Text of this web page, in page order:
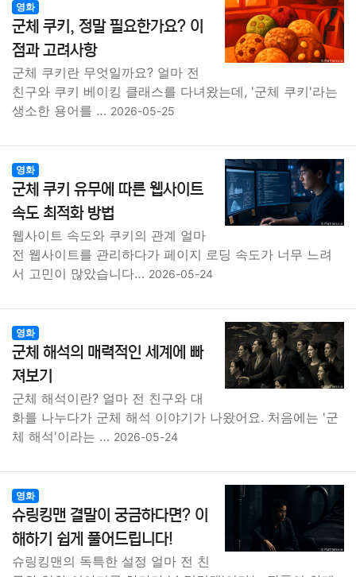
영화
군체 쿠키, 정말 필요한가요? 이
점과 고려사항
군체 쿠키란 무엇일까요? 얼마 전
친구와 쿠키 베이킹 클래스를 다녀왔는데, '군체 쿠키'라는
생소한 용어를 … 2026-05-25
영화
군체 쿠키 유무에 따른 웹사이트
속도 최적화 방법
웹사이트 속도와 쿠키의 관계 얼마
전 웹사이트를 관리하다가 페이지 로딩 속도가 너무 느려
서 고민이 많았습니다… 2026-05-24
영화
군체 해석의 매력적인 세계에 빠
져보기
군체 해석이란? 얼마 전 친구와 대
화를 나누다가 군체 해석 이야기가 나왔어요. 처음에는 '군
체 해석'이라는 … 2026-05-24
영화
슈링킹맨 결말이 궁금하다면? 이
해하기 쉽게 풀어드립니다!
슈링킹맨의 독특한 설정 얼마 전 친